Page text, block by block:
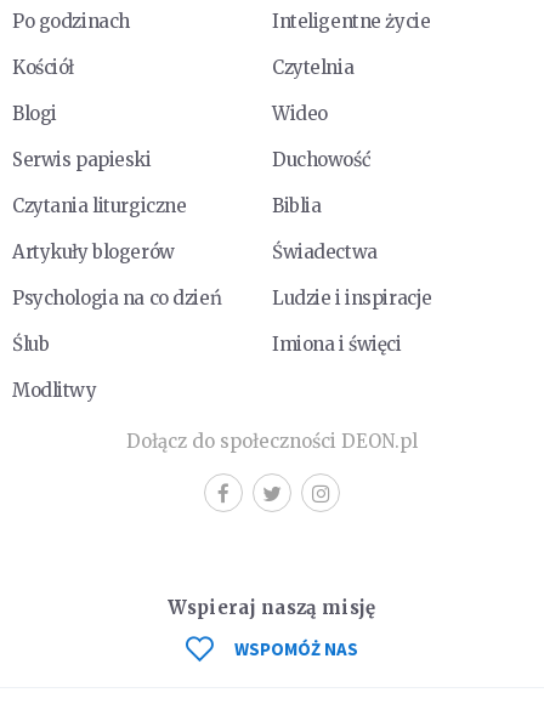
Po godzinach
Inteligentne życie
Kościół
Czytelnia
Blogi
Wideo
Serwis papieski
Duchowość
Czytania liturgiczne
Biblia
Artykuły blogerów
Świadectwa
Psychologia na co dzień
Ludzie i inspiracje
Ślub
Imiona i święci
Modlitwy
Dołącz do społeczności DEON.pl
Wspieraj naszą misję
WSPOMÓŻ NAS